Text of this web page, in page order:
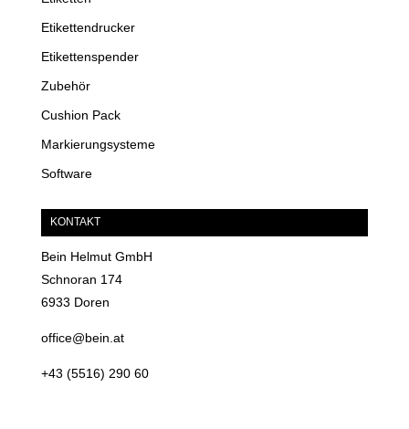
Etikettendrucker
Etikettenspender
Zubehör
Cushion Pack
Markierungsysteme
Software
KONTAKT
Bein Helmut GmbH
Schnoran 174
6933 Doren
office@bein.at
+43 (5516) 290 60